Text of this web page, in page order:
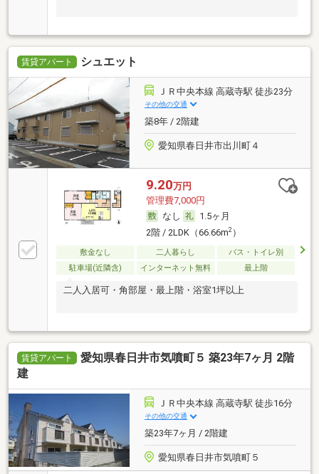
賃貸アパート シュエット
ＪＲ中央本線 高蔵寺駅 徒歩23分
その他の交通
築8年 / 2階建
愛知県春日井市出川町４
9.20万円
管理費7,000円
なし
1.5ヶ月
2階 / 2LDK（66.66m2）
敷金なし 二人暮らし
バス・トイレ別
駐車場(近隣含)
インターネット無料 最上階
二人入居可・角部屋・最上階・浴室1坪以上
賃貸アパート
愛知県春日井市気噴町５ 築23年7ヶ月 2階
建
ＪＲ中央本線 高蔵寺駅 徒歩16分
その他の交通
築23年7ヶ月 / 2階建
愛知県春日井市気噴町５